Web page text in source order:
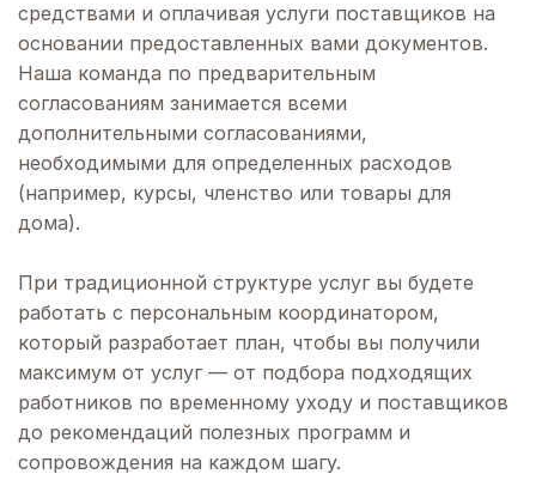
средствами и оплачивая услуги поставщиков на
основании предоставленных вами документов.
Наша команда по предварительным
согласованиям занимается всеми
дополнительными согласованиями,
необходимыми для определенных расходов
(например, курсы, членство или товары для
дома).
При традиционной структуре услуг вы будете
работать с персональным координатором,
который разработает план, чтобы вы получили
максимум от услуг — от подбора подходящих
работников по временному уходу и поставщиков
до рекомендаций полезных программ и
сопровождения на каждом шагу.